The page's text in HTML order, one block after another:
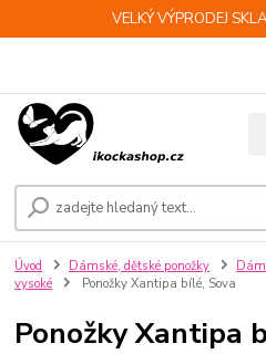
VELKÝ VÝPRODEJ
Úvod Dámské, dětské ponožky
vysoké
Ponožky Xantipa bílé, Sova
Ponožky Xantipa